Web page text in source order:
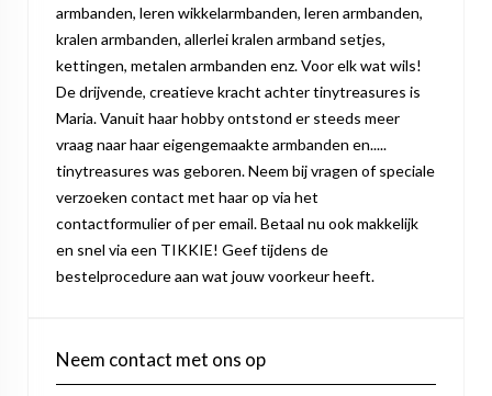
armbanden, leren wikkelarmbanden, leren armbanden,
kralen armbanden, allerlei kralen armband setjes,
kettingen, metalen armbanden enz. Voor elk wat wils!
De drijvende, creatieve kracht achter tinytreasures is
Maria. Vanuit haar hobby ontstond er steeds meer
vraag naar haar eigengemaakte armbanden en.....
tinytreasures was geboren. Neem bij vragen of speciale
verzoeken contact met haar op via het
contactformulier of per email. Betaal nu ook makkelijk
en snel via een TIKKIE! Geef tijdens de
bestelprocedure aan wat jouw voorkeur heeft.
Neem contact met ons op